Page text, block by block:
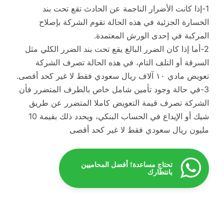
1-إذا كانت الأضرار الناجمة عن الحادث تقع تحت بند
الخسارة الجزئية في هذه الحالة تقوم الشركة بإصلاح
المركبة في إحدى الورش المعتمدة.
2-أما إذا كان الضرر البالغ يقع تحت بند الضرر الكلي مثل
السرقة أو التلف التام، في هذه الحالة تصرف الشركة
تعويض مادي ١٠ آلاف ريال سعودي فقط لا غير كحد أقصى.
3-في حالة وجود تأمين شامل خاص بالطرف المتضرر فأن
الشركة تصرف قيمة التعويض كاملا المتضرر عن طريق
شيك أو الإيداع في الحساب البنكي، ويحدد ذلك بقيمة 10
مليون ريال سعودي فقط لا غير كحد أقصى
تحتاج مساعدة! أفضل المحاميين
بانتظارك